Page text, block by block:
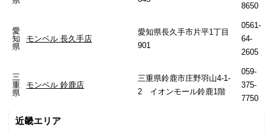
8650
愛
知
県
モンベル 長久手店
愛知県長久手市片平1丁目
901
0561-
64-
2605
三
重
県
モンベル 鈴鹿店
三重県鈴鹿市庄野羽山4-1-
2 イオンモール鈴鹿1階
059-
375-
7750
近畿エリア